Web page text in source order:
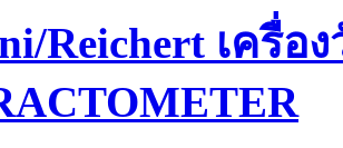
Reichert เครื่